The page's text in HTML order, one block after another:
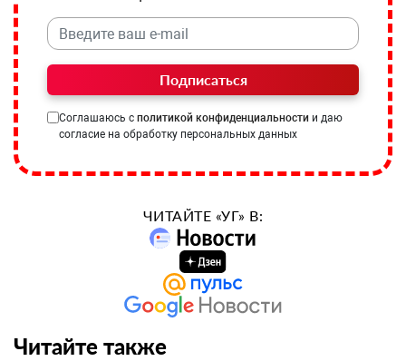
Подписаться
Соглашаюсь с политикой конфиденциальности и даю
согласие на обработку персональных данных
ЧИТАЙТЕ «УГ» В:
Читайте также